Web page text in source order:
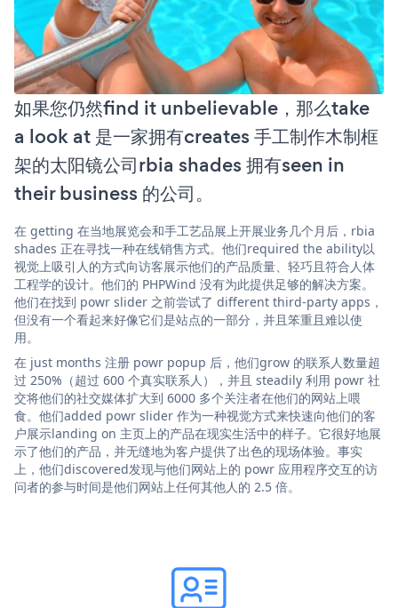
如果您仍然find it unbelievable，那么take
a look at 是一家拥有creates 手工制作木制框
架的太阳镜公司rbia shades 拥有seen in
their business 的公司。
在 getting 在当地展览会和手工艺品展上开展业务几个月后，rbia
shades 正在寻找一种在线销售方式。他们required the ability以
视觉上吸引人的方式向访客展示他们的产品质量、轻巧且符合人体
工程学的设计。他们的 PHPWind 没有为此提供足够的解决方案。
他们在找到 powr slider 之前尝试了 different third-party apps，
但没有一个看起来好像它们是站点的一部分，并且笨重且难以使
用。
在 just months 注册 powr popup 后，他们grow 的联系人数量超
过 250%（超过 600 个真实联系人），并且 steadily 利用 powr 社
交将他们的社交媒体扩大到 6000 多个关注者在他们的网站上喂
食。他们added powr slider 作为一种视觉方式来快速向他们的客
户展示landing on 主页上的产品在现实生活中的样子。它很好地展
示了他们的产品，并无缝地为客户提供了出色的现场体验。事实
上，他们discovered发现与他们网站上的 powr 应用程序交互的访
问者的参与时间是他们网站上任何其他人的 2.5 倍。